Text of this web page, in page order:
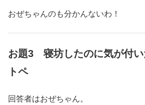
おぜちゃんのも分かんないわ！
お題3 寝坊したのに気が付い
トペ
回答者はおぜちゃん。